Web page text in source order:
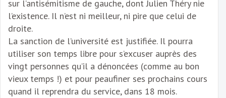
sur l’antisémitisme de gauche, dont Julien Théry nie
l’existence. Il n’est ni meilleur, ni pire que celui de
droite.
La sanction de l’université est justifiée. Il pourra
utiliser son temps libre pour s’excuser auprès des
vingt personnes qu’il a dénoncées (comme au bon
vieux temps !) et pour peaufiner ses prochains cours
quand il reprendra du service, dans 18 mois.